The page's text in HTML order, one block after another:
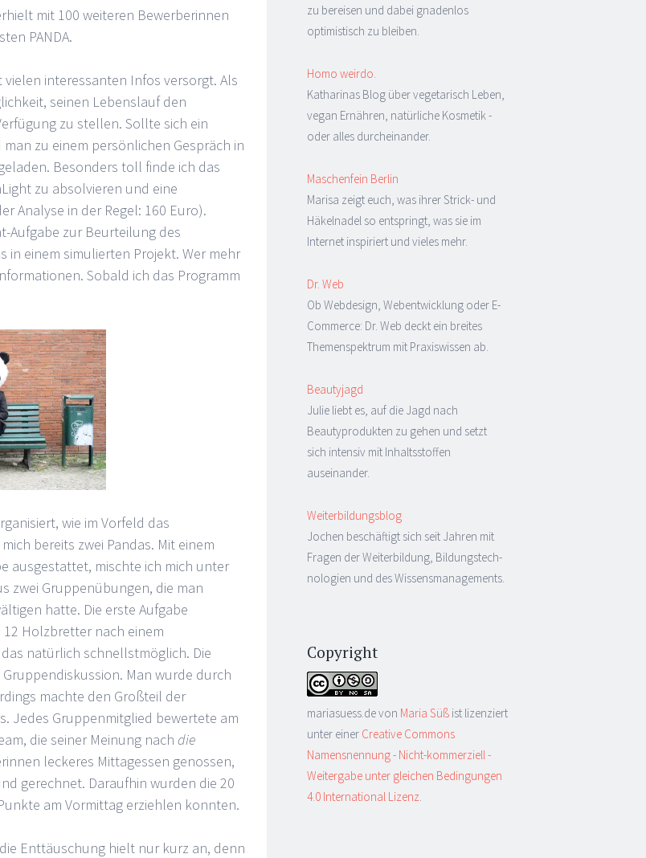
mit 100 weiteren Bewerberinnen
PANDA.
interessanten Infos versorgt. Als
seinen Lebenslauf den
zu stellen. Sollte sich ein
zu einem persönlichen Gespräch in
Besonders toll finde ich das
zu absolvieren und eine
Analyse in der Regel: 160 Euro).
Aufgabe zur Beurteilung des
einem simulierten Projekt. Wer mehr
Sobald ich das Programm
wie im Vorfeld das
bereits zwei Pandas. Mit einem
ausgestattet, mischte ich mich unter
zwei Gruppenübungen, die man
hatte. Die erste Aufgabe
Holzbretter nach einem
natürlich schnellstmöglich. Die
Man wurde durch
machte den Großteil der
Jedes Gruppenmitglied bewertete am
die seiner Meinung nach die
leckeres Mittagessen genossen,
gerechnet. Daraufhin wurden die 20
am Vormittag erziehlen konnten.
Enttäuschung hielt nur kurz an, denn
zu bereisen und dabei gnadenlos
optimistisch zu bleiben.
Homo weirdo.
Katharinas Blog über vegetarisch Leben,
vegan Ernähren, natürliche Kosmetik -
oder alles durcheinander.
Maschenfein Berlin
Marisa zeigt euch, was ihrer Strick- und
Häkelnadel so entspringt, was sie im
Internet inspiriert und vieles mehr.
Dr. Web
Ob Webdesign, Webentwicklung oder E-
Commerce: Dr. Web deckt ein breites
Themenspektrum mit Praxiswissen ab.
Beautyjagd
Julie liebt es, auf die Jagd nach
Beautyprodukten zu gehen und setzt
sich intensiv mit Inhaltsstoffen
auseinander.
Weiterbildungsblog
Jochen beschäftigt sich seit Jahren mit
Fragen der Weiterbildung, Bildungstech-
nologien und des Wissensmanagements.
Copyright
mariasuess.devon Maria Süß ist lizenziert
unter einer Creative Commons
Namensnennung - Nicht-kommerziell -
Weitergabe unter gleichen Bedingungen
4.0 International Lizenz.